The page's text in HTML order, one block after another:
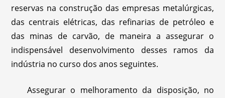
reservas na construção das empresas metalúrgicas,
das centrais elétricas, das refinarias de petróleo e
das minas de carvão, de maneira a assegurar o
indispensável desenvolvimento desses ramos da
indústria no curso dos anos seguintes.
Assegurar o melhoramento da disposição, no